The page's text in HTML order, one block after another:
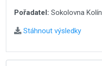
Pořadatel: Sokolovna Kolín
Stáhnout výsledky